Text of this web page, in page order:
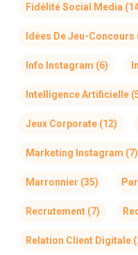
Fidélité Social Media
Idées De Jeu-Concours
Info Instagram (6)
Intelligence Artificielle
Jeux Corporate(12)
Marketing Instagram (7)
Marronnier (35)
Recrutement(7)
Relation Client Digitale